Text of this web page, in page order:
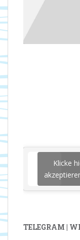
Klicke
TELEGRAM |